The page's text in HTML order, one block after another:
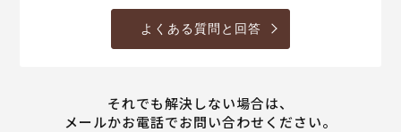
よくある質問と回答
それでも解決しない場合は、
メールかお電話でお問い合わせください。